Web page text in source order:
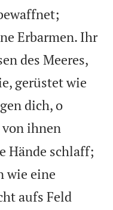
Erbarmen. Ihr
des Meeres,
gerüstet wie
dich, o
ihnen
Hände schlaff;
wie eine
aufs Feld